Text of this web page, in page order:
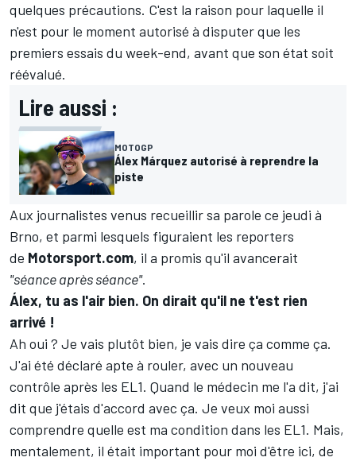
quelques précautions. C'est la raison pour laquelle il
n'est pour le moment autorisé à disputer que les
premiers essais du week-end, avant que son état soit
réévalué.
Lire aussi :
MOTOGP
Álex Márquez autorisé à reprendre la
piste
Aux journalistes venus recueillir sa parole ce jeudi à
Brno, et parmi lesquels figuraient les reporters
de Motorsport.com, il a promis qu'il avancerait
"séance après séance".
Álex, tu as l'air bien. On dirait qu'il ne t'est rien
arrivé !
Ah oui ? Je vais plutôt bien, je vais dire ça comme ça.
J'ai été déclaré apte à rouler, avec un nouveau
contrôle après les EL1. Quand le médecin me l'a dit, j'ai
dit que j'étais d'accord avec ça. Je veux moi aussi
comprendre quelle est ma condition dans les EL1. Mais,
mentalement, il était important pour moi d'être ici, de